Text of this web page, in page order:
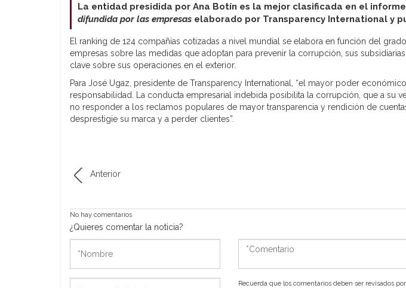
La entidad presidida por Ana Botín es la mejor clasificada en el informe
difundida por las empresas elaborado por Transparency International y
El ranking de 124 compañías cotizadas a nivel mundial se elabora en función del
empresas sobre las medidas que adoptan para prevenir la corrupción, sus
clave sobre sus operaciones en el exterior.
Para José Ugaz, presidente de Transparency International, “el mayor poder
responsabilidad. La conducta empresarial indebida posibilita la corrupción, que a su
no responder a los reclamos populares de mayor transparencia y rendición de
desprestigie su marca y a perder clientes”.
Anterior
No hay comentarios
¿Quieres comentar la noticia?
*Comentario
Recuerda que los comentarios deben ser revisados